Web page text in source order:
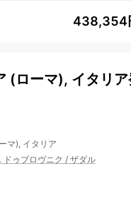
438,354
(ローマ), イタリ
マ), イタリア
ドゥブロヴニク / ザダル